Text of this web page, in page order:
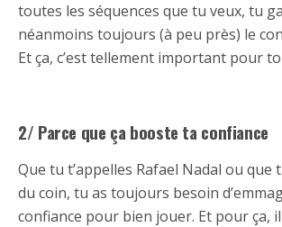
toutes les séquences que tu veux, tu
néanmoins toujours (à peu près) le
Et ça, c’est tellement important pour
2/ Parce que ça booste ta confiance
Que tu t’appelles Rafael Nadal ou que
du coin, tu as toujours besoin
confiance pour bien jouer. Et pour ça, il